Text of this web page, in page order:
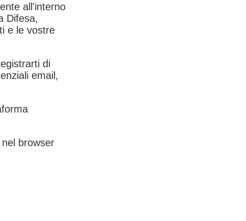
all'interno
Difesa,
e le vostre
di
email,
browser